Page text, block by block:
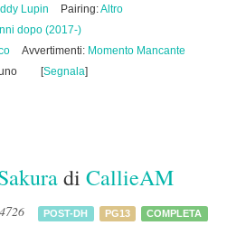
Lupin Pairing:Altro
dopo (2017-)
Avvertimenti: Momento Mancante
[Segnala]
di CallieAM
POST-DH PG13 COMPLETA